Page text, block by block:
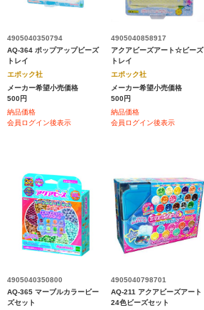
4905040350794
AQ-364 ポップアップビーズ
トレイ
エポック社
メーカー希望小売価格
500円
納品価格
会員ログイン後表示
4905040858917
アクアビーズアート☆ビーズ
トレイ
エポック社
メーカー希望小売価格
500円
納品価格
会員ログイン後表示
4905040350800
AQ-365 マーブルカラービー
ズセット
4905040798701
AQ-211 アクアビーズアート
24色ビーズセット